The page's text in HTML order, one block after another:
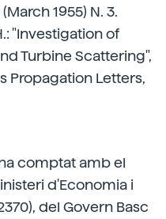
1955) N. 3.
"Investigation of
Turbine Scattering",
Propagation Letters,
comptat amb el
d'Economia i
del Govern Basc